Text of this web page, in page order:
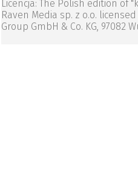
Licencja: The Polish edition of
Raven Media sp. z o.o.
Group GmbH & Co. KG, 97082